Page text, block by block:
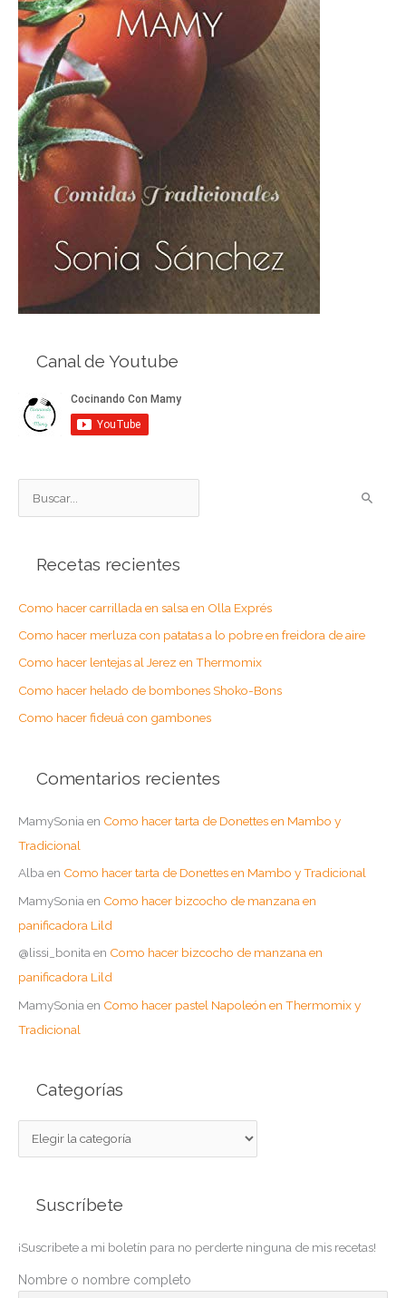
Canal de Youtube
u
r
p
o
r
Recetas recientes
Como hacer carrillada en salsa en Olla Exprés
Como hacer merluza con patatas a lo pobre en freidora de aire
Como hacer lentejas al Jerez en Thermomix
Como hacer helado de bombones Shoko-Bons
Como hacer fideuá con gambones
Comentarios recientes
MamySonia en Como hacer tarta de Donettes en Mambo y
Tradicional
Albaen Como hacer tarta de Donettes en Mambo y Tradicional
MamySonia en Como hacer bizcocho de manzana en
panificadora Lild
@lissi_bonita en Como hacer bizcocho de manzana en
panificadora Lild
MamySonia en Como hacer pastel Napoleón en Thermomix y
Tradicional
Categorías
a
o
r
Suscríbete
¡Suscribete a mi boletín para no perderte ninguna de mis recetas!
Nombre o nombre completo